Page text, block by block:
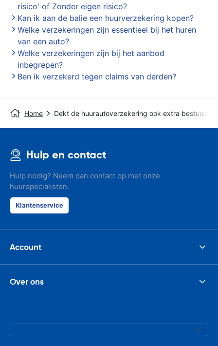
risico' of Zonder eigen risico?
Kan ik aan de balie een huurverzekering kopen?
Welke verzekeringen zijn essentieel bij het huren
van een auto?
Welke verzekeringen zijn bij het aanbod
inbegrepen?
Ben ik verzekerd tegen claims van derden?
Home Dekt de huurautoverzekering ook extra
Hulp en contact
Hulp nodig? Neem dan contact op met onze
huurspecialisten.
Klantenservice
Account
Over ons